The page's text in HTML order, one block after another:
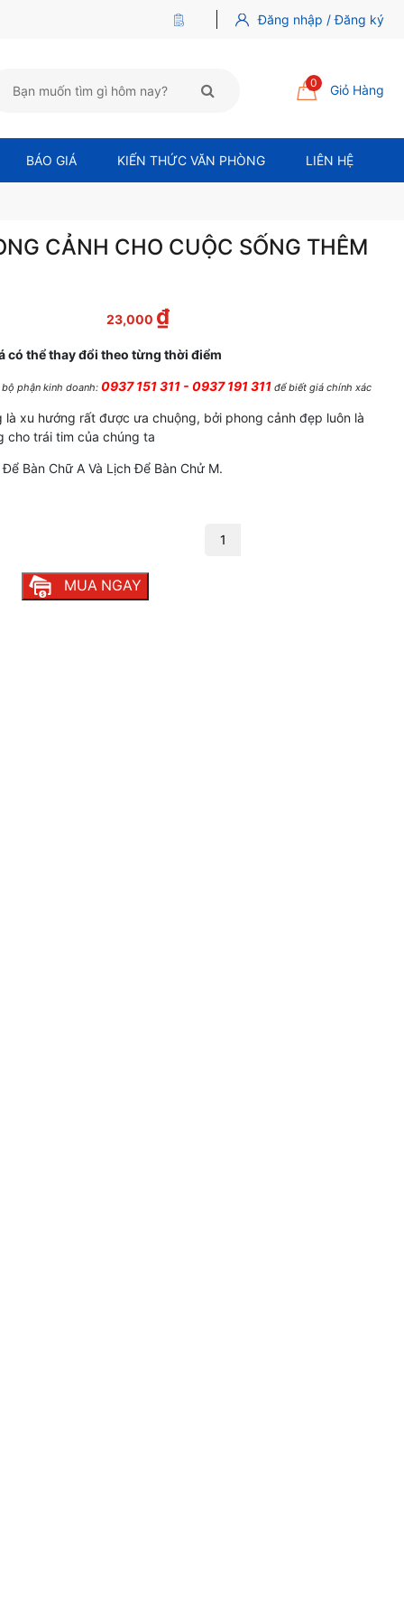
Đăng nhập / Đăng ký
0 Giỏ Hàng
BÁO GIÁ KIẾN THỨC VĂN PHÒNG LIÊN HỆ
CẢNH CHO CUỘC SỐNG THÊM
23,000 ₫
có thể thay đổi theo từng thời điểm
phận kinh doanh: 0937 151 311 - 0937 191 311 để biết giá chính xác
xu hướng rất được ưa chuộng, bởi phong cảnh đẹp luôn là
cho trái tim của chúng ta
Bàn Chữ A Và Lịch Để Bàn Chử M.
MUA NGAY